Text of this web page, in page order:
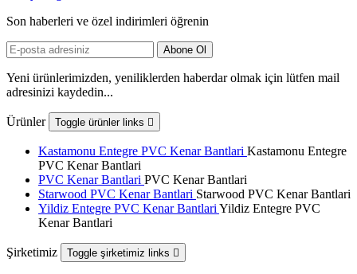
Son haberleri ve özel indirimleri öğrenin
Yeni ürünlerimizden, yeniliklerden haberdar olmak için lütfen mail
adresinizi kaydedin...
Ürünler Toggle ürünler links 
Kastamonu Entegre PVC Kenar Bantlari Kastamonu Entegre
PVC Kenar Bantlari
PVC Kenar Bantlari PVC Kenar Bantlari
Starwood PVC Kenar Bantlari Starwood PVC Kenar Bantlari
Yildiz Entegre PVC Kenar Bantlari Yildiz Entegre PVC
Kenar Bantlari
Şirketimiz Toggle şirketimiz links 